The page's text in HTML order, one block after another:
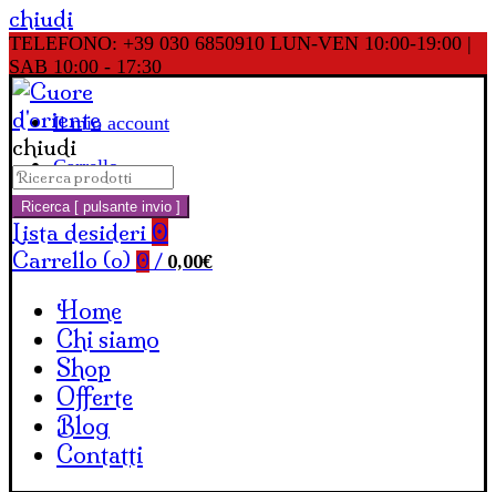
chiudi
TELEFONO: +39 030 6850910 LUN-VEN 10:00-19:00 |
SAB 10:00 - 17:30
Il mio account
Carrello
chiudi
Cerca:
Ricerca [ pulsante invio ]
Lista desideri 0
Carrello (o) 0 / 0,00€
Home
Chi siamo
Shop
Offerte
Blog
Contatti